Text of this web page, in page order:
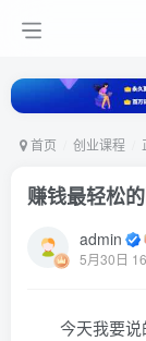
首页 创业课程
赚钱最轻松
admin
5月30日
今天我要